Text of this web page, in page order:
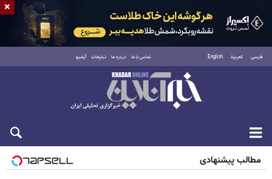
فارسی العربية English تماس با ما درباره ما تبلیغات آرشیو
شنبه ۱۷ مرداد ۱۴۰۵
مطالب پیشنهادی
×